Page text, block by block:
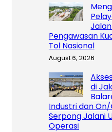
Pengawasan
Tol Nasional
August 6, 2026
di
Industri dan
Serpong Jalani
Operasi